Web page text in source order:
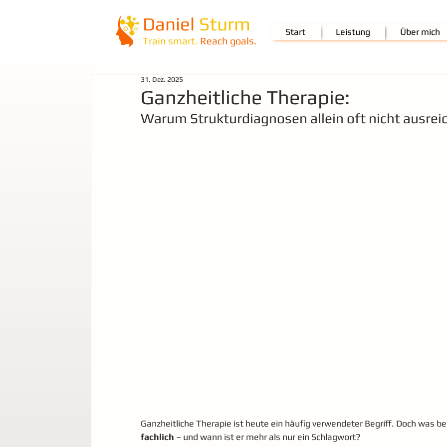
Daniel Sturm
Train smart. Reach goals.
Start Leistung Über mich
Ganzheitliche Therapie:
31. Dez. 2025
Warum Strukturdiagnosen allein oft nicht
Ganzheitliche Therapie ist heute ein häufig verwendeter Begriff. Doch was
fachlich – und wann ist er mehr als nur ein Schlagwort?